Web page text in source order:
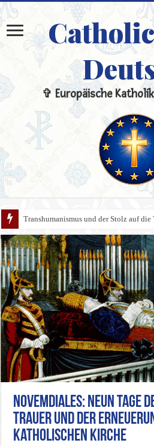
✞ Europäische
Transhumanismus und der Stolz auf
Novemdiales: Neun Tage
Trauer und der
katholischen Kirche